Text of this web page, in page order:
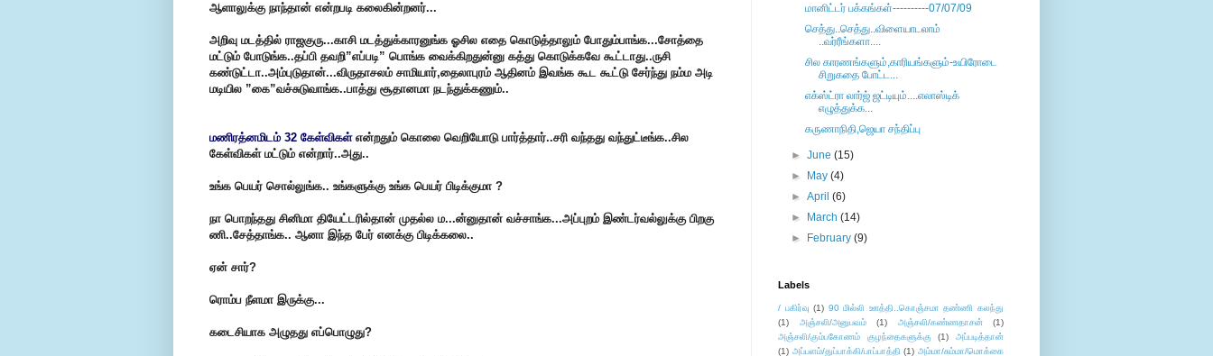
ஆளாலுக்கு நாந்தான் என்றபடி கலைகின்றனர்...
அறிவு மடத்தில் ராஜகுரு...காசி மடத்துக்காரனுங்க ஓசில எதை கொடுத்தாலும் போதும்பாங்க...சோத்தை
மட்டும் போடுங்க..தப்பி தவறி”எப்படி” பொங்க வைக்கிறதுன்னு கத்து கொடுக்கவே கூட்டாது..ருசி
கண்டுட்டா..அம்புடுதான்...விருதாசலம் சாமியார்,தைலாபுரம் ஆதினம் இவங்க கூட கூட்டு சேர்ந்து நம்ம அடி
மடியில ”கை”வச்சுடுவாங்க..பாத்து சூதானமா நடந்துக்கணும்..
மணிரத்னமிடம் 32 கேள்விகள்என்றதும் கொலை வெறியோடு பார்த்தார்..சரி வந்தது வந்துட்டீங்க..சில
கேள்விகள் மட்டும் என்றார்..அது..
உங்க பெயர் சொல்லுங்க.. உங்களுக்கு உங்க பெயர் பிடிக்குமா ?
நா பொறந்தது சினிமா தியேட்டரில்தான் முதல்ல ம...ன்னுதான் வச்சாங்க...அப்புறம் இண்டர்வல்லுக்கு பிறகு
ணி..சேத்தாங்க.. ஆனா இந்த பேர் எனக்கு பிடிக்கலை..
ஏன் சார்?
ரொம்ப நீளமா இருக்கு...
கடைசியாக அழுதது எப்பொழுது?
மானிட்டர் பக்கங்கள்----------07/07/09
செத்து..செத்து..விளையாடலாம்
..வர்ரீங்களா....
சில காரணங்களும்,காரியங்களும்-உயிரோடை
சிறுகதை போட்ட...
எக்ஸ்ட்ரா லார்ஜ் ஜட்டியும்....எலாஸ்டிக்
எழுத்துக்க...
கருணாநிதி,ஜெயா சந்திப்பு
►June(15)
►
May(4)
►April(6)
►
March(14)
►
February(9)
Labels
/ பகிர்வு (1) 90 மில்லி ஊத்தி..கொஞ்சமா தண்ணி கலந்து
(1)
அஞ்சலி/அனுபவம் (1) அஞ்சலி/கண்ணதாசன்
(1)
அஞ்சலி/கும்பகோணம் குழந்தைகளுக்கு
(1)
அப்படித்தான்
(1) அப்பளம்/துப்பாக்கி/பாப்பாத்தி (1) அம்மா/சும்மா/மொக்கை